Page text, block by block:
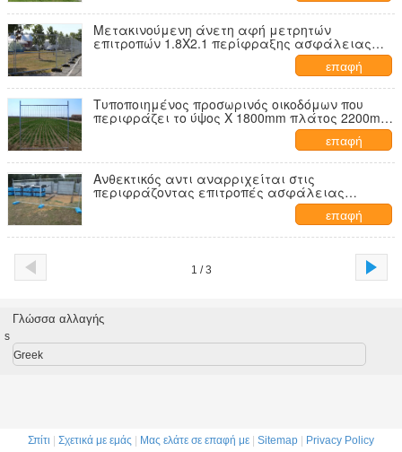
Μετακινούμενη άνετη αφή μετρητών
επιτροπών 1.8X2.1 περίφραξης ασφάλειας
επαφή
Τυποποιημένος προσωρινός οικοδόμων που
περιφράζει το ύψος Χ 1800mm πλάτος 2200mm
επαφή
Ανθεκτικός αντι αναρριχείται στις
περιφράζοντας επιτροπές ασφάλειας
οικοδόμων για τη δημόσια συλλογή
επαφή
1 / 3
Γλώσσα αλλαγής
s
Greek
Σπίτι Σχετικά με εμάς Μας ελάτε σε επαφή με Sitemap Privacy Policy